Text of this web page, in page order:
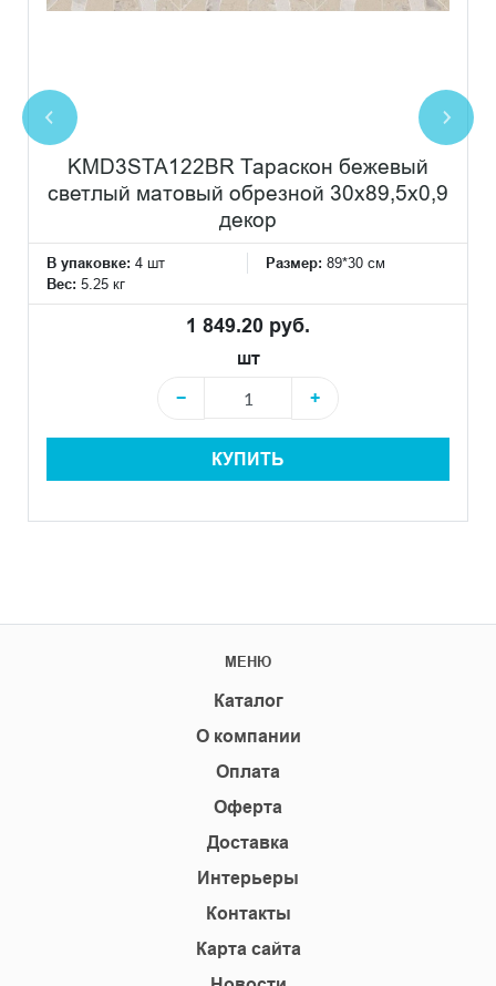
KMD3STA122BR Тараскон бежевый
светлый матовый обрезной 30x89,5x0,9
декор
В упаковке: 4 шт Размер: 89*30 см
Вес: 5.25 кг
1 849.20 руб.
шт
−
+
КУПИТЬ
МЕНЮ
Каталог
О компании
Оплата
Оферта
Доставка
Интерьеры
Контакты
Карта сайта